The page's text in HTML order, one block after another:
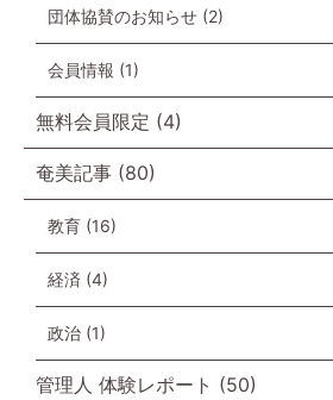
団体協賛のお知らせ (2)
会員情報 (1)
無料会員限定 (4)
奄美記事 (80)
教育 (16)
経済 (4)
政治 (1)
管理人 体験レポート (50)